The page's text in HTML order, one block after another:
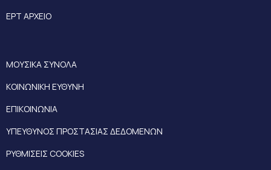
ΕΡΤ ΑΡΧΕΙΟ
ΜΟΥΣΙΚΑ ΣΥΝΟΛΑ
ΚΟΙΝΩΝΙΚΗ ΕΥΘΥΝΗ
ΕΠΙΚΟΙΝΩΝΙΑ
ΥΠΕΥΘΥΝΟΣ ΠΡΟΣΤΑΣΙΑΣ ΔΕΔΟΜΕΝΩΝ
ΡΥΘΜΙΣΕΙΣ COOKIES